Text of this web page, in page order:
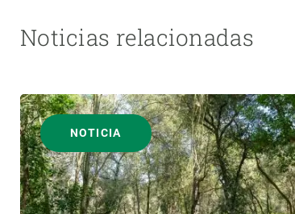
Noticias relacionadas
NOTICIA